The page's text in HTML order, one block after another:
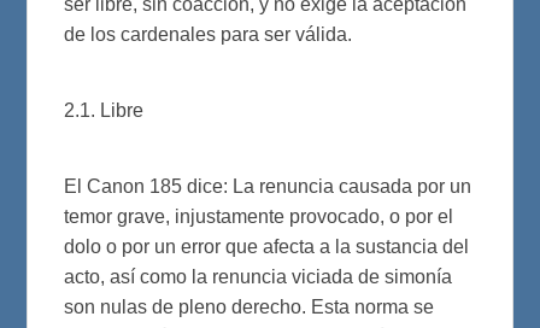
ser libre, sin coacción, y no exige la aceptación
de los cardenales para ser válida.
2.1. Libre
El Canon 185 dice: La renuncia causada por un
temor grave, injustamente provocado, o por el
dolo o por un error que afecta a la sustancia del
acto, así como la renuncia viciada de simonía
son nulas de pleno derecho. Esta norma se